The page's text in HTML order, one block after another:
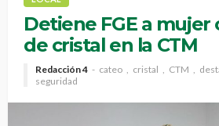
Detiene FGE a mujer
de cristal en la CTM
Redacción 4 cateo cristal CTM
seguridad